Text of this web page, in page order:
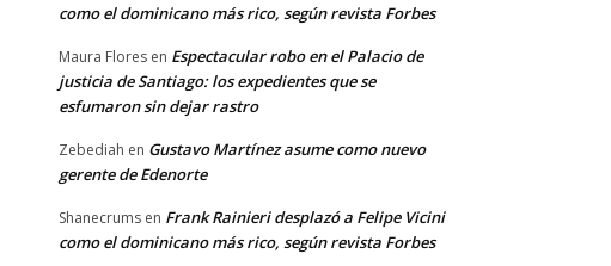
como el dominicano más rico, según revista Forbes
Maura Flores en Espectacular robo en el Palacio de
justicia de Santiago: los expedientes que se
esfumaron sin dejar rastro
Zebediah en Gustavo Martínez asume como nuevo
gerente de Edenorte
Shanecrums en Frank Rainieri desplazó a Felipe Vicini
como el dominicano más rico, según revista Forbes